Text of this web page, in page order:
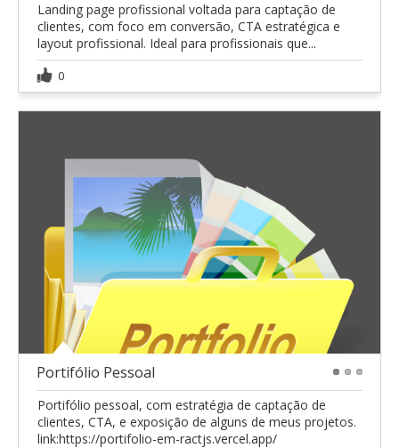
Landing page profissional voltada para captação de
clientes, com foco em conversão, CTA estratégica e
layout profissional. Ideal para profissionais que...
0
Portifólio Pessoal
Portifólio pessoal, com estratégia de captação de
clientes, CTA, e exposição de alguns de meus projetos.
link:https://portifolio-em-ractjs.vercel.app/